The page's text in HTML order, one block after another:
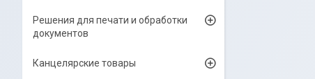
Решения для печати и обработки
документов
Канцелярские товары